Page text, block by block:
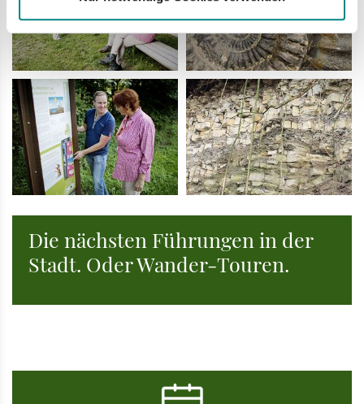
Die nächsten Führungen in der
Stadt. Oder Wander-Touren.